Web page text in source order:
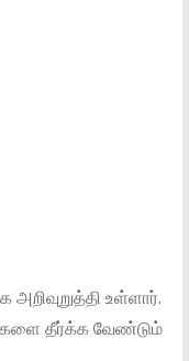
உள்ளார்.
தீர்க்க வேண்டும்